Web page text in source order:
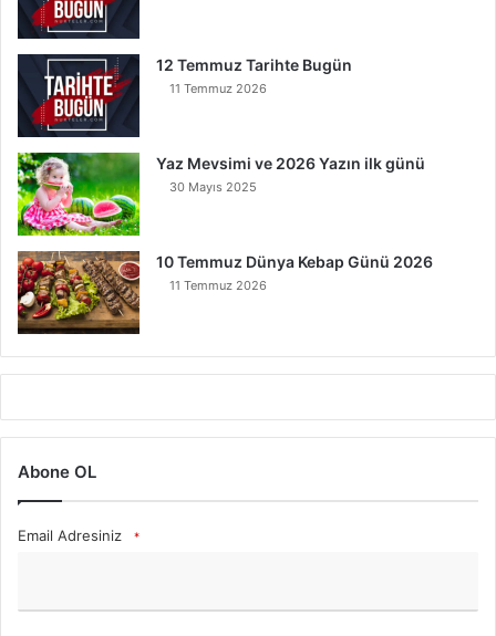
12 Temmuz Tarihte Bugün
11 Temmuz 2026
Yaz Mevsimi ve 2026 Yazın ilk günü
30 Mayıs 2025
10 Temmuz Dünya Kebap Günü 2026
11 Temmuz 2026
Abone OL
Email Adresiniz *